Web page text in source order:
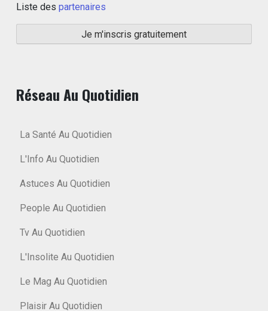
Liste des partenaires
Réseau Au Quotidien
La Santé Au Quotidien
L'Info Au Quotidien
Astuces Au Quotidien
People Au Quotidien
Tv Au Quotidien
L'Insolite Au Quotidien
Le Mag Au Quotidien
Plaisir Au Quotidien